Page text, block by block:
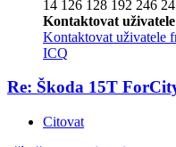
14 126 128 192 246
Kontaktovat
Kontaktovat uživatele
ICQ
Re: Škoda 15T
Citovat